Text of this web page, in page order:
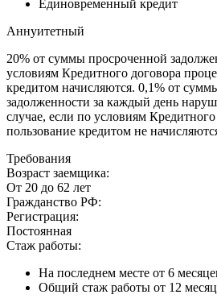
Единовременный кредит
Аннуитетный
20% от суммы просроченной
условиям Кредитного договора
кредитом начисляются. 0,1% от
задолженности за каждый день
случае, если по условиям
пользование кредитом не
Требования
Возраст заемщика:
От 20 до 62 лет
Гражданство РФ:
Регистрация:
Постоянная
Стаж работы:
На последнем месте от 6
Общий стаж работы от 12